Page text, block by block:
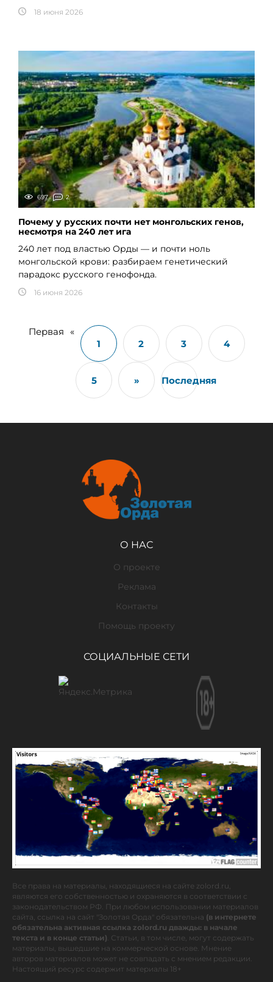
18 июня 2026
697 2
Почему у русских почти нет монгольских генов,
несмотря на 240 лет ига
240 лет под властью Орды — и почти ноль
монгольской крови: разбираем генетический
парадокс русского генофонда.
16 июня 2026
Первая
«
1
2 3 4
5 » Последняя
О НАС
О проекте
Реклама
Контакты
Помощь проекту
СОЦИАЛЬНЫЕ СЕТИ
Все права на материалы, находящиеся на сайте zolord.ru,
являются его собственностью и охраняются в соответствии с
законодательством РФ. При любом использовании материалов
сайта, ссылка на сайт "Золотая Орда" обязательна (в интернете
обязательна активная ссылка zolord.ru дважды: в начале
текста и в конце статьи). Статьи, в том числе, могут содержать
материалы, вышедшие на коммерческой основе. Мнение
авторов материалов может не совпадать с мнением редакции.
Настоящий ресурс содержит материалы 18+